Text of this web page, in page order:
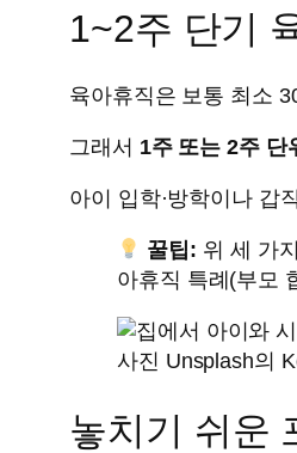
1~2주 단기
육아휴직은 보통 최소
그래서 1주 또는 2주 단
아이 입학·방학이나 갑
꿀팁: 위 세 가
아휴직 특례(부모
사진 Unsplash의
놓치기 쉬운